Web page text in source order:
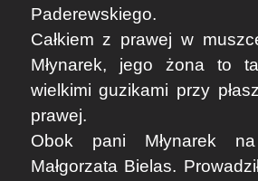
Paderewskiego.
Całkiem z prawej w
Młynarek, jego żona to
wielkimi guzikami przy
prawej.
Obok pani Młynarek
Małgorzata Bielas.